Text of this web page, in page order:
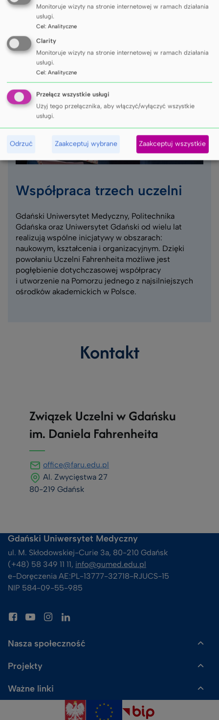
konsolidacji lub powoływania nowych,
międzyuczelnianych szkół doktorskich.
Współpraca trzech uczelni
Gdański Uniwersytet Medyczny, Politechnika
Gdańska oraz Uniwersytet Gdański od wielu lat
realizują wspólne inicjatywy w obszarach:
naukowym, kształcenia i organizacyjnym. Dzięki
powołaniu Uczelni Fahrenheita możliwe jest
pogłębienie dotychczasowej współpracy
i utworzenie na Pomorzu jednego z najsilniejszych
ośrodków akademickich w Polsce.
Kontakt
Związek Uczelni w Gdańsku
im. Daniela Fahrenheita
office@faru.edu.pl
Al. Zwycięstwa 27
80-219 Gdańsk
Gdański Uniwersytet Medyczny
ul. M. Skłodowskiej-Curie 3a, 80-210 Gdańsk
(+48) 58 349 11 11, info@gumed.edu.pl
e-Doręczenia AE:PL-13777-32718-RJUCS-15
NIP 584-09-55-985
Nasza społeczność
Gazeta GUMed
Skalpel. Podcast GUMed
Sklep Dr Gadżet
Projekty
Uczelnia Badawcza
Ważne linki
Polityka prywatności
Monitoruje wizyty na stronie internetowej w ramach działania
usługi.
Cel: Analityczne
Clarity
Monitoruje wizyty na stronie internetowej w ramach działania
usługi.
Cel: Analityczne
Przełącz wszystkie usługi
Użyj tego przełącznika, aby włączyć/wyłączyć wszystkie
usługi.
Odrzuć Zaakceptuj wybrane Zaakceptuj wszystkie